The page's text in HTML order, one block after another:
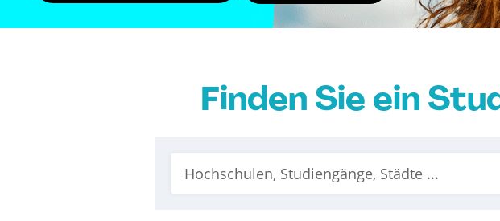
Finden Sie ein